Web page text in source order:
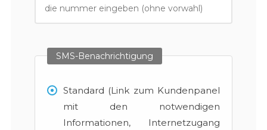
SMS-Benachrichtigung
Standard (Link zum Kundenpanel
mit den notwendigen
Informationen, Internetzugang